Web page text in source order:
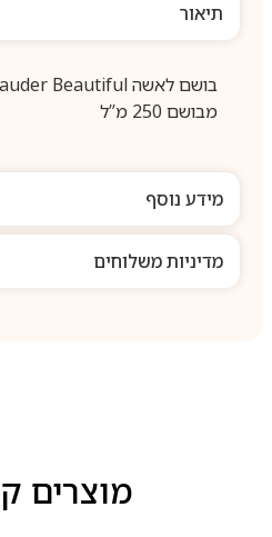
תיאור
מבושם 250 מ”ל
מידע נוסף
מדיניות משלוחים
מוצרים